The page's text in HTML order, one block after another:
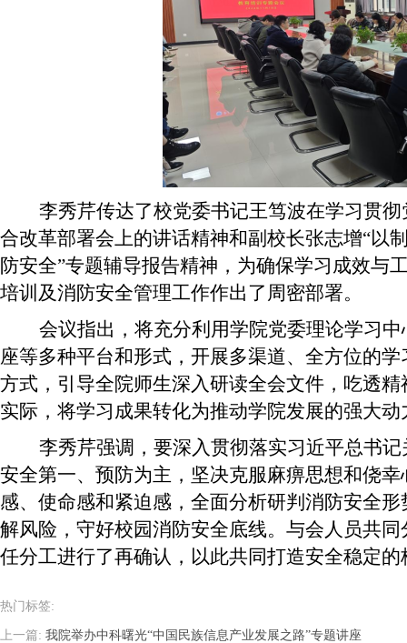
李秀芹传达了校党委书记王笃波在学习贯
合改革部署会上的讲话精神和副校长张志增“以
防安全”专题辅导报告精神，为确保学习成效与
培训及消防安全管理工作作出了周密部署。
会议指出，将充分利用学院党委理论学习
座等多种平台和形式，开展多渠道、全方位的
方式，引导全院师生深入研读全会文件，吃透
实际，将学习成果转化为推动学院发展的强大动
李秀芹强调，要深入贯彻落实习近平总书
安全第一、预防为主，坚决克服麻痹思想和侥
感、使命感和紧迫感，全面分析研判消防安全
解风险，守好校园消防安全底线。与会人员共
任分工进行了再确认，以此共同打造安全稳定的
热门标签:
上一篇: 我院举办中科曙光“中国民族信息产业发展之路”专题讲座